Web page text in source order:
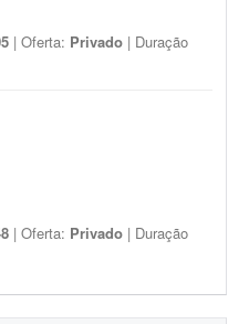
| Oferta: Privado | Duração
| Oferta: Privado | Duração